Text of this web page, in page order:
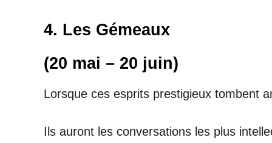
4. Les Gémeaux
(20 mai – 20 juin)
Lorsque ces esprits prestigieux tombent
Ils auront les conversations les plus